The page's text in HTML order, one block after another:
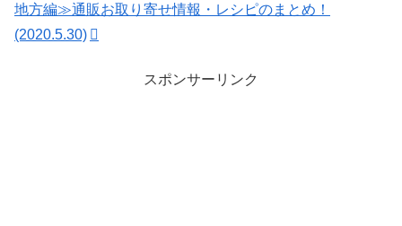
地方編≫通販お取り寄せ情報・レシピのまとめ！
(2020.5.30)
スポンサーリンク